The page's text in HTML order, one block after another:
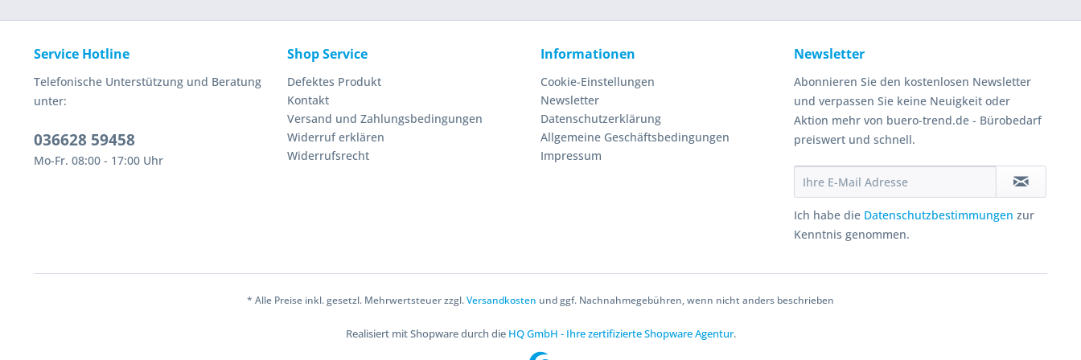
Service Hotline
Telefonische Unterstützung und Beratung
unter:
036628 59458
Mo-Fr. 08:00 - 17:00 Uhr
Shop Service
Defektes Produkt
Kontakt
Versand und Zahlungsbedingungen
Widerruf erklären
Widerrufsrecht
Informationen
Cookie-Einstellungen
Newsletter
Datenschutzerklärung
Allgemeine Geschäftsbedingungen
Impressum
Newsletter
Abonnieren Sie den kostenlosen Newsletter
und verpassen Sie keine Neuigkeit oder
Aktion mehr von buero-trend.de - Bürobedarf
preiswert und schnell.
Ich habe die Datenschutzbestimmungen zur
Kenntnis genommen.
* Alle Preise inkl. gesetzl. Mehrwertsteuer zzgl.Versandkosten und ggf. Nachnahmegebühren, wenn nicht anders beschrieben
Realisiert mit Shopware durch die HQ GmbH - Ihre zertifizierte Shopware Agentur.